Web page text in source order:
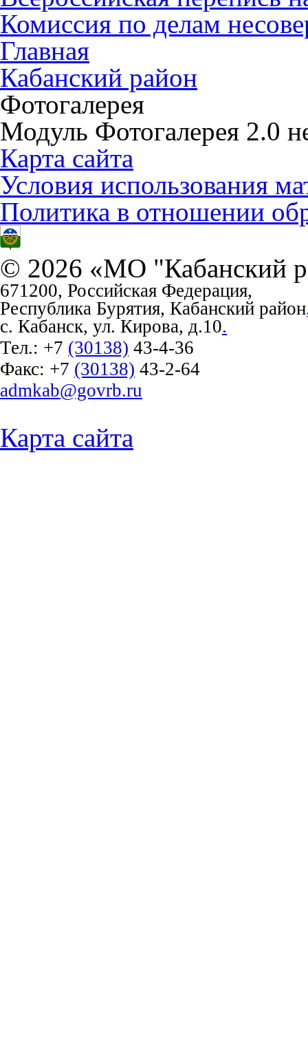
Комиссия по делам
Главная
Кабанский район
Фотогалерея
Модуль Фотогалерея 2.0
Карта сайта
Условия использования
Политика в отношении
© 2026 «МО "Кабанский
671200, Российская Федерация,
Республика Бурятия, Кабанский район
с. Кабанск, ул. Кирова, д.10.
Тел.: +7 (30138) 43-4-36
Факс: +7 (30138) 43-2-64
admkab@govrb.ru
Карта сайта